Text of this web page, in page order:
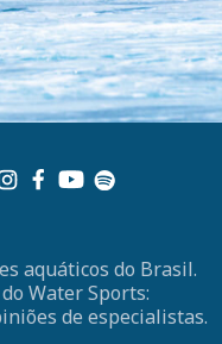
aquáticos do Brasil.
Water Sports:
de especialistas.